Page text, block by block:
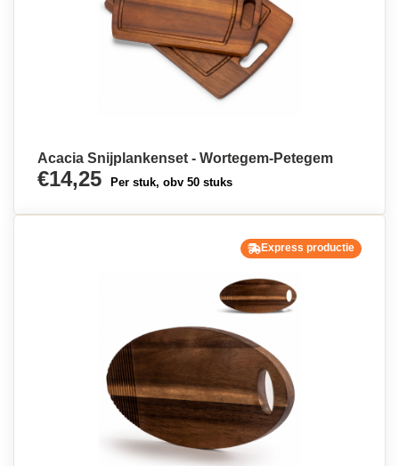
Acacia Snijplankenset - Wortegem-Petegem
€14,25 Per stuk, obv 50 stuks
Express productie